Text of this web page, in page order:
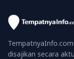
disajikan secara